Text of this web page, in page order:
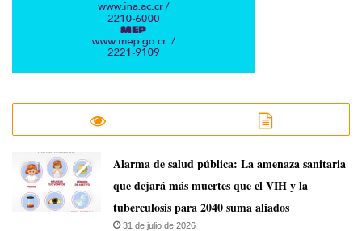
​Alarma de salud pública: La amenaza sanitaria
que dejará más muertes que el VIH y la
tuberculosis para 2040 suma aliados
31 de julio de 2026